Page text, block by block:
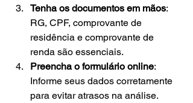
Tenha os documentos em mãos:
RG, CPF, comprovante de
residência e comprovante de
renda são essenciais.
Preencha o formulário online:
Informe seus dados corretamente
para evitar atrasos na análise.